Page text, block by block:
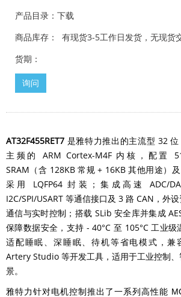
产品目录： 下载
商品库存： 有现货3-5工作日发货，无现货
货期：
询问
AT32F455RET7 是雅特力推出的主流型 32
主频的 ARM Cortex-M4F 内核，配置
SRAM（含 128KB 常规 + 16KB 其他用途）
采用 LQFP64 封装；集成高速 ADC/
I2C/SPI/USART 等通信接口及 3 路 CAN，外
通信与实时控制；搭载 SLib 安全库并集成
保障数据安全，支持 - 40°C 至 105°C 工业
适配睡眠、深睡眠、待机等省电模式，兼
Artery Studio 等开发工具，适用于工业控制
景。
雅特力针对电机控制推出了一系列高性能